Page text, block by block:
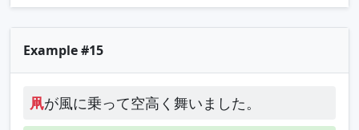
Example #15
凧が風に乗って空高く舞いました。